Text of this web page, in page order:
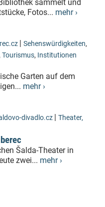
sammelt und
Fotos... mehr ›
| Sehenswürdigkeiten,
Tourismus, Institutionen
Garten auf dem
mehr ›
divadlo.cz | Theater,
Šalda-Theater in
zwei... mehr ›